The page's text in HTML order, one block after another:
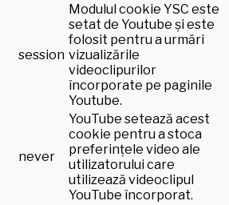
session
Modulul cookie YSC este
setat de Youtube și este
folosit pentru a urmări
vizualizările
videoclipurilor
încorporate pe paginile
Youtube.
never
YouTube setează acest
cookie pentru a stoca
preferințele video ale
utilizatorului care
utilizează videoclipul
YouTube încorporat.